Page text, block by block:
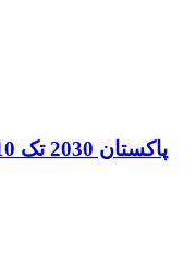
پاکستان 2030 تک 10 لاکھ افراد سعودی عرب بھیجے گا